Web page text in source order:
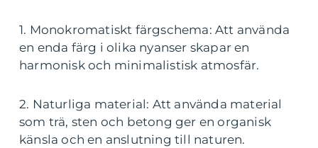
1. Monokromatiskt färgschema: Att använda
en enda färg i olika nyanser skapar en
harmonisk och minimalistisk atmosfär.
2. Naturliga material: Att använda material
som trä, sten och betong ger en organisk
känsla och en anslutning till naturen.